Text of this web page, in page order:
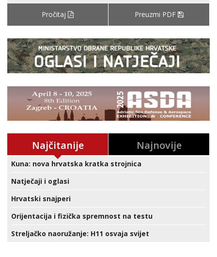
Pročitaj Preuzmi PDF
Najčitanije Najnovije
Kuna: nova hrvatska kratka strojnica
Natječaji i oglasi
Hrvatski snajperi
Orijentacija i fizička spremnost na testu
Streljačko naoružanje: H11 osvaja svijet